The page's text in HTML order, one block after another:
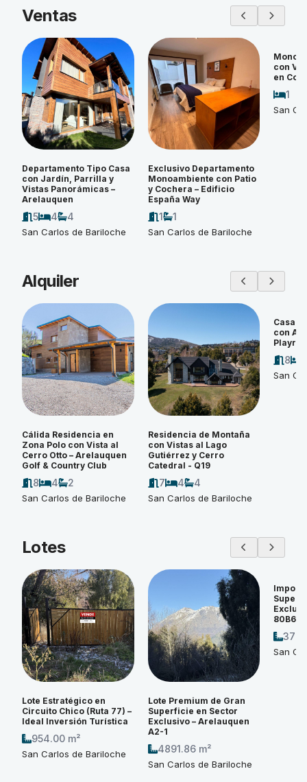
Ventas
Departamento Tipo Casa
con Jardín, Parrilla y
Vistas Panorámicas –
Arelauquen
5 4 4
San Carlos de Bariloche
Exclusivo Departamento
Monoambiente con Patio
y Cochera – Edificio
España Way
1 1
San Carlos de Bariloche
con
en
1
San
Alquiler
Cálida Residencia en
Zona Polo con Vista al
Cerro Otto – Arelauquen
Golf & Country Club
8 4 2
San Carlos de Bariloche
Residencia de Montaña
con Vistas al Lago
Gutiérrez y Cerro
Catedral - Q19
7 4 4
San Carlos de Bariloche
Casa
con
8
San
Lotes
Lote Estratégico en
Circuito Chico (Ruta 77) –
Ideal Inversión Turística
954.00 m²
San Carlos de Bariloche
Lote Premium de Gran
Superficie en Sector
Exclusivo – Arelauquen
A2-1
4891.86 m²
San Carlos de Bariloche
80B6
San